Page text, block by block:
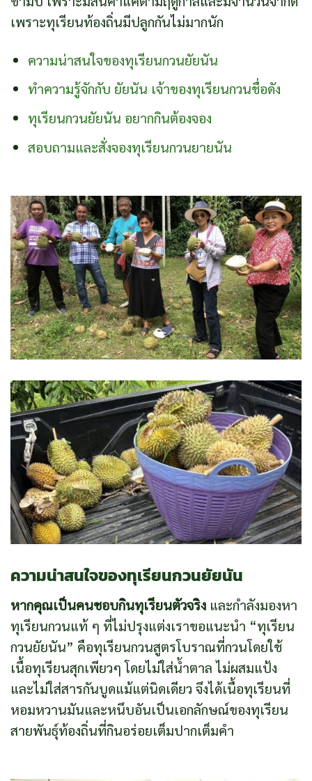
เพราะทุเรียนท้องถิ่นมีปลูกกันไม่มากนัก
ความน่าสนใจของทุเรียนกวนยัยนัน
ทำความรู้จักกับ ยัยนัน เจ้าของทุเรียนกวนชื่อดัง
ทุเรียนกวนยัยนัน อยากกินต้องจอง
สอบถามและสั่งจองทุเรียนกวนยายนัน
ความน่าสนใจของทุเรียนกวนยัยนัน
หากคุณเป็นคนชอบกินทุเรียนตัวจริง และกำลังมองหา
ทุเรียนกวนแท้ ๆ ที่ไม่ปรุงแต่งเราขอแนะนำ “ทุเรียน
กวนยัยนัน” คือทุเรียนกวนสูตรโบราณที่กวนโดยใช้
เนื้อทุเรียนสุกเพียวๆ โดยไม่ใส่น้ำตาล ไม่ผสมแป้ง
และไม่ใส่สารกันบูดแม้แต่นิดเดียว จึงได้เนื้อทุเรียนที่
หอมหวานมันและหนึบอันเป็นเอกลักษณ์ของทุเรียน
สายพันธุ์ท้องถิ่นที่กินอร่อยเต็มปากเต็มคำ